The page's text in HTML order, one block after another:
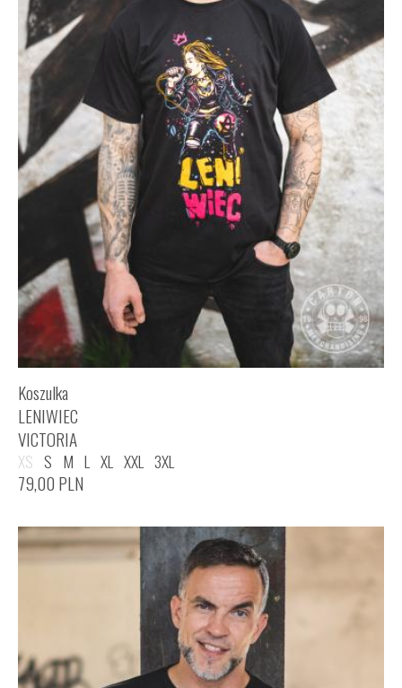
Koszulka
LENIWIEC
VICTORIA
XS S M L XL XXL 3XL
79,00 PLN